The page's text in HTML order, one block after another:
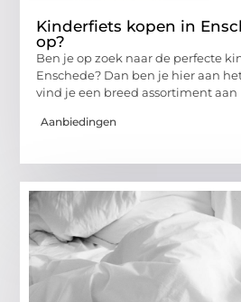
Kinderfiets kopen in
op?
Ben je op zoek naar de perfecte
Enschede? Dan ben je hier aan
vind je een breed assortiment aan
Aanbiedingen